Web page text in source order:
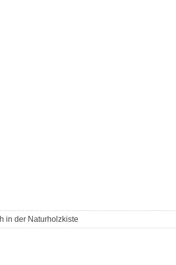
in der Naturholzkiste